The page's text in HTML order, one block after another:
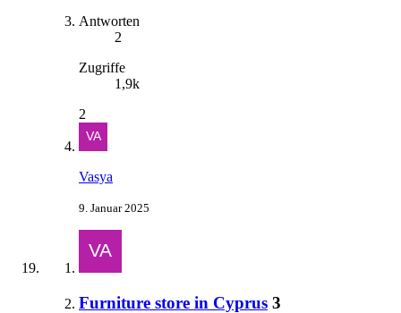
Antworten
2
Zugriffe
1,9k
2
Vasya
9. Januar 2025
Furniture store in Cyprus 3